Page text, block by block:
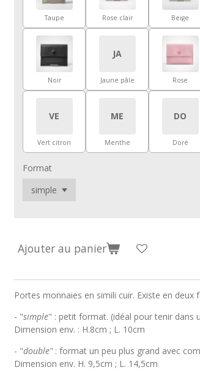
Taupe Rose clair Beige
Noir
JA
Jaune pâle Rose
VE
Vert citron
ME
Menthe
DO
Doré
Format
Ajouter au panier
Portes monnaies en simili cuir. Existe en deux
- "simple" : petit format. (idéal pour tenir dans
Dimension env. : H.8cm ; L. 10cm
- "double" : format un peu plus grand avec
Dimension env. H. 9,5cm ; L. 14,5cm